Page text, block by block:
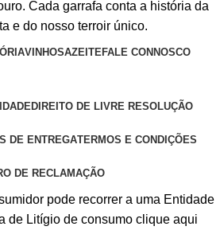
Cada garrafa conta a história da
e do nosso terroir único.
VINHOSAZEITEFALE CONNOSCO
DIREITO DE LIVRE RESOLUÇÃO
DE ENTREGATERMOS E CONDIÇÕES
DE RECLAMAÇÃO
pode recorrer a uma Entidade
de Litígio de consumo clique aqui